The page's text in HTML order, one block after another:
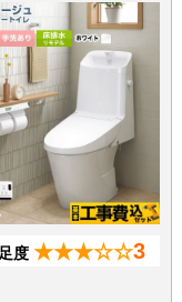
度 ★★★☆☆3